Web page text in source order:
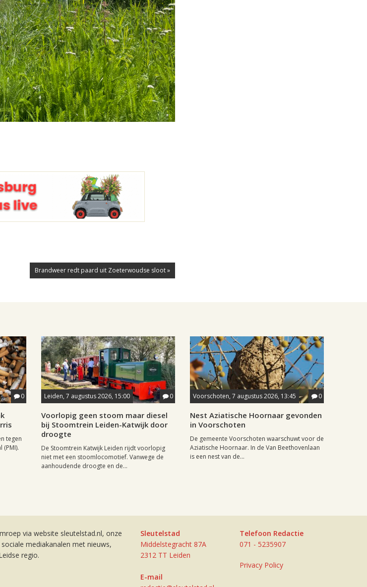
Brandweer redt paard uit Zoeterwoudse sloot »
0
tegen
Leiden, 7 augustus 2026, 15:00 0
Voorlopig geen stoom maar diesel
bij Stoomtrein Leiden-Katwijk door
droogte
De Stoomtrein Katwijk Leiden rijdt voorlopig
niet met een stoomlocomotief. Vanwege de
aanhoudende droogte en de...
Voorschoten, 7 augustus 2026, 13:45 0
Nest Aziatische Hoornaar gevonden
in Voorschoten
De gemeente Voorschoten waarschuwt voor de
Aziatische Hoornaar. In de Van Beethovenlaan
is een nest van de...
via website sleutelstad.nl, onze
mediakanalen met nieuws,
regio.
Sleutelstad
Middelstegracht 87A
2312 TT Leiden
E-mail
Telefoon Redactie
071 - 5235907
Privacy Policy